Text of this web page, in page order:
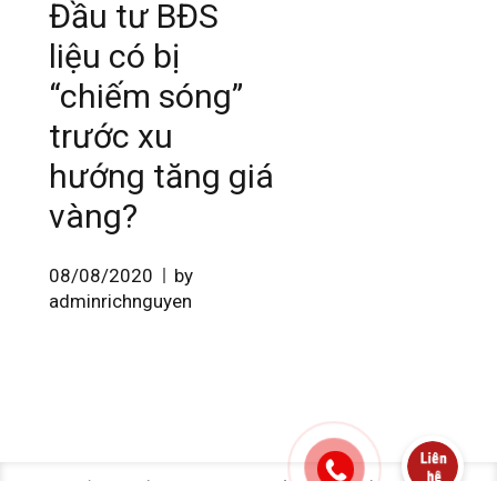
Đầu tư BĐS
liệu có bị
“chiếm sóng”
trước xu
hướng tăng giá
vàng?
08/08/2020
by
adminrichnguyen